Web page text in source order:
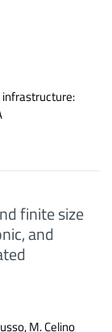
infrastructure:
finite size
and
M. Celino